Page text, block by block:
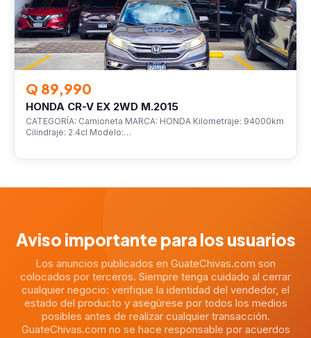
Q 89,990
HONDA CR-V EX 2WD M.2015
CATEGORÍA: Camioneta MARCA: HONDA Kilometraje: 94000km
Cilindraje: 2.4cl Modelo:…
Aviso importante para los usuarios
Los anuncios publicados en GuateChivas.com son
colocados por terceros. Siempre tenga cuidado al cerrar
cualquier negocio: verifique la identidad del vendedor, el
estado del producto y asegúrese por todos los medios
posibles antes de realizar cualquier transacción.
GuateChivas.com no se hace responsable por acuerdos